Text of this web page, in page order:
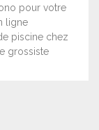
pour votre
ligne
piscine chez
grossiste